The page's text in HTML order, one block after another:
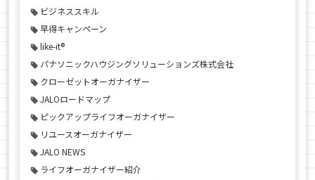
ビジネススキル
早得キャンペーン
like-it®
パナソニックハウジングソリューションズ株式会社
クローゼットオーガナイザー
JALOロードマップ
ピックアップライフオーガナイザー
リユースオーガナイザー
JALO NEWS
ライフオーガナイザー紹介